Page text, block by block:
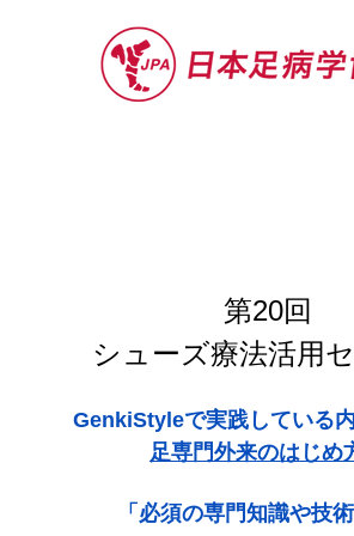
第20回
シューズ療法活用
GenkiStyleで実践している
足専門外来のはじ
「必須の専門知識や技術